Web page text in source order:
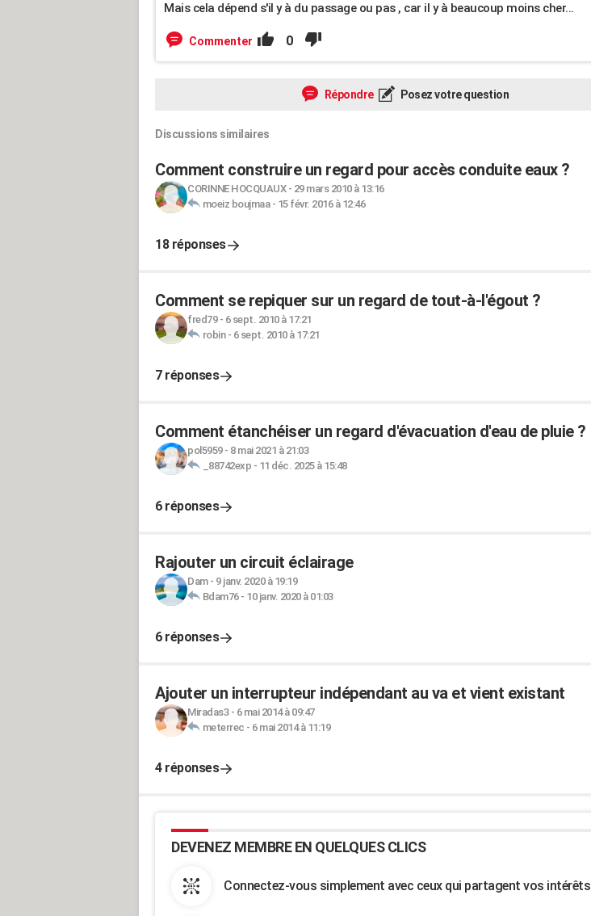
Mais cela dépend s'il y à du passage ou pas , car il y à beaucoup moins cher...
Commenter 0
Répondre Posez votre question
Discussions similaires
Comment construire un regard pour accès conduite eaux ?
CORINNE HOCQUAUX- 29 mars 2010 à 13:16
moeiz boujmaa- 15 févr. 2016 à 12:46
18 réponses
Comment se repiquer sur un regard de tout-à-l'égout ?
fred79- 6 sept. 2010 à 17:21
robin- 6 sept. 2010 à 17:21
7 réponses
Comment étanchéiser un regard d'évacuation d'eau de pluie ?
pol5959- 8 mai 2021 à 21:03
_88742exp - 11 déc. 2025 à 15:48
6 réponses
Rajouter un circuit éclairage
Dam- 9 janv. 2020 à 19:19
Bdam76- 10 janv. 2020 à 01:03
6 réponses
Ajouter un interrupteur indépendant au va et vient existant
Miradas3- 6 mai 2014 à 09:47
meterrec - 6 mai 2014 à 11:19
4 réponses
DEVENEZ MEMBRE EN QUELQUES CLICS
Connectez-vous simplement avec ceux qui partagent vos intérêts